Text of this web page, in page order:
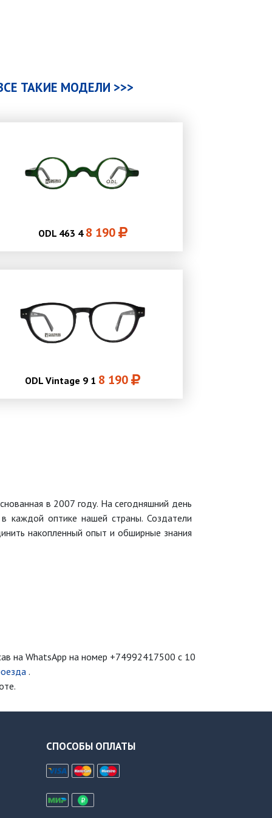
ТАКИЕ МОДЕЛИ >>>
ODL 463 4 8 190
ODL Vintage 9 1 8 190
в 2007 году. На сегодняшний день
каждой оптике нашей страны. Создатели
накопленный опыт и обширные знания
на WhatsApp на номер +74992417500 с 10
.
СПОСОБЫ ОПЛАТЫ